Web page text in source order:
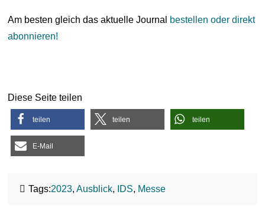
Am besten gleich das aktuelle Journal
bestellen oder direkt
abonnieren!
Diese Seite teilen
teilen teilen teilen
E-Mail
Tags:2023,Ausblick, IDS, Messe